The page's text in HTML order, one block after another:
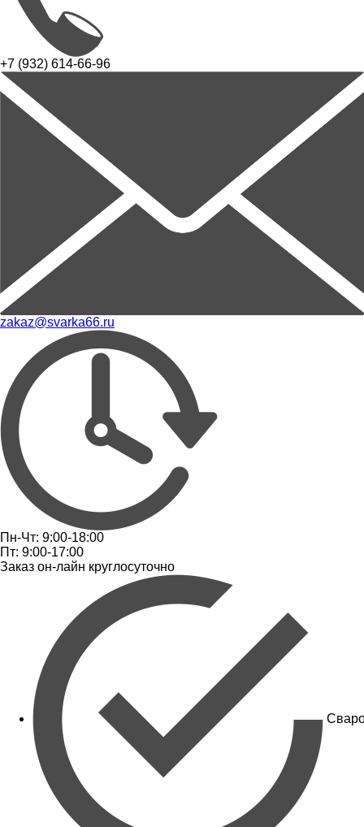
+7 (932) 614-66-96
zakaz@svarka66.ru
Пн-Чт: 9:00-18:00
Пт: 9:00-17:00
Заказ он-лайн круглосуточно